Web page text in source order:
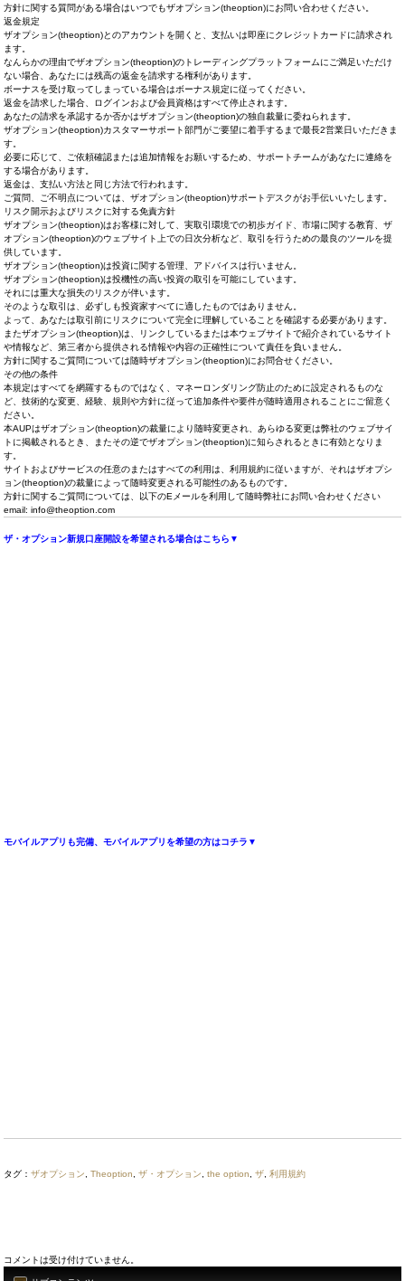
方針に関する質問がある場合はいつでもザオプション(theoption)にお問い合わせください。
返金規定
ザオプション(theoption)とのアカウントを開くと、支払いは即座にクレジットカードに請求され
ます。
なんらかの理由でザオプション(theoption)のトレーディングプラットフォームにご満足いただけ
ない場合、あなたには残高の返金を請求する権利があります。
ボーナスを受け取ってしまっている場合はボーナス規定に従ってください。
返金を請求した場合、ログインおよび会員資格はすべて停止されます。
あなたの請求を承認するか否かはザオプション(theoption)の独自裁量に委ねられます。
ザオプション(theoption)カスタマーサポート部門がご要望に着手するまで最長2営業日いただきま
す。
必要に応じて、ご依頼確認または追加情報をお願いするため、サポートチームがあなたに連絡を
する場合があります。
返金は、支払い方法と同じ方法で行われます。
ご質問、ご不明点については、ザオプション(theoption)サポートデスクがお手伝いいたします。
リスク開示およびリスクに対する免責方針
ザオプション(theoption)はお客様に対して、実取引環境での初歩ガイド、市場に関する教育、ザ
オプション(theoption)のウェブサイト上での日次分析など、取引を行うための最良のツールを提
供しています。
ザオプション(theoption)は投資に関する管理、アドバイスは行いません。
ザオプション(theoption)は投機性の高い投資の取引を可能にしています。
それには重大な損失のリスクが伴います。
そのような取引は、必ずしも投資家すべてに適したものではありません。
よって、あなたは取引前にリスクについて完全に理解していることを確認する必要があります。
またザオプション(theoption)は、リンクしているまたは本ウェブサイトで紹介されているサイト
や情報など、第三者から提供される情報や内容の正確性について責任を負いません。
方針に関するご質問については随時ザオプション(theoption)にお問合せください。
その他の条件
本規定はすべてを網羅するものではなく、マネーロンダリング防止のために設定されるものな
ど、技術的な変更、経験、規則や方針に従って追加条件や要件が随時適用されることにご留意く
ださい。
本AUPはザオプション(theoption)の裁量により随時変更され、あらゆる変更は弊社のウェブサイ
トに掲載されるとき、またその逆でザオプション(theoption)に知らされるときに有効となりま
す。
サイトおよびサービスの任意のまたはすべての利用は、利用規約に従いますが、それはザオプシ
ョン(theoption)の裁量によって随時変更される可能性のあるものです。
方針に関するご質問については、以下のEメールを利用して随時弊社にお問い合わせください
email:info@theoption.com
ザ・オプション新規口座開設を希望される場合はこちら▼
モバイルアプリも完備、モバイルアプリを希望の方はコチラ▼
タグ：ザオプション ,Theoption ,ザ・オプション ,the option ,ザ ,利用規約
コメントは受け付けていません。